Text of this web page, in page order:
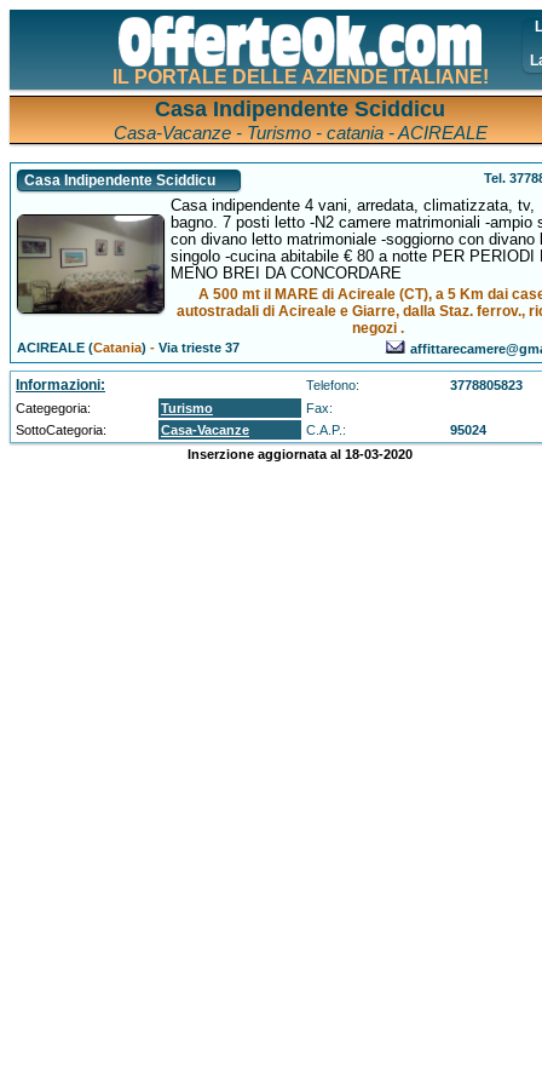
IL PORTALE DELLE AZIENDE ITALIANE!
Casa Indipendente Sciddicu
Casa-Vacanze - Turismo - catania - ACIREALE
Casa Indipendente Sciddicu Tel.
Casa indipendente 4 vani, arredata, climatizzata, tv,
bagno. 7 posti letto -N2 camere matrimoniali -ampio
con divano letto matrimoniale -soggiorno con divano
singolo -cucina abitabile € 80 a notte PER PERIODI
MENO BREI DA CONCORDARE
A 500 mt il MARE di Acireale (CT), a 5 Km dai
autostradali di Acireale e Giarre, dalla Staz. ferrov.,
negozi .
ACIREALE (Catania) -Via trieste 37
Informazioni: Telefono:
3778805823
Categegoria:
Turismo
Fax:
SottoCategoria:
Casa-Vacanze C.A.P.:
95024
Inserzione aggiornata al 18-03-2020